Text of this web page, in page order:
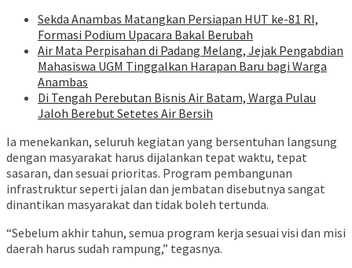
Sekda Anambas Matangkan Persiapan HUT ke-81 RI,
Formasi Podium Upacara Bakal Berubah
Air Mata Perpisahan di Padang Melang, Jejak Pengabdian
Mahasiswa UGM Tinggalkan Harapan Baru bagi Warga
Anambas
Di Tengah Perebutan Bisnis Air Batam, Warga Pulau
Jaloh Berebut Setetes Air Bersih
Ia menekankan, seluruh kegiatan yang bersentuhan langsung
dengan masyarakat harus dijalankan tepat waktu, tepat
sasaran, dan sesuai prioritas. Program pembangunan
infrastruktur seperti jalan dan jembatan disebutnya sangat
dinantikan masyarakat dan tidak boleh tertunda.
“Sebelum akhir tahun, semua program kerja sesuai visi dan misi
daerah harus sudah rampung,” tegasnya.